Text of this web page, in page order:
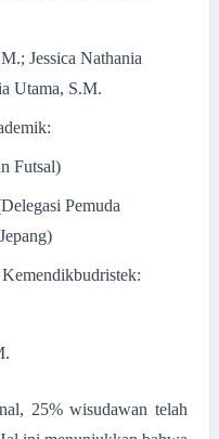
Jessica Nathania
Utama, S.M.
Futsal)
Pemuda
25% wisudawan telah